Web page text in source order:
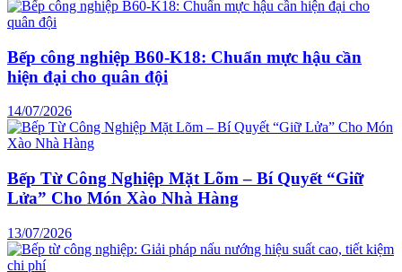
Bếp công nghiệp B60-K18: Chuẩn mực hậu cần
hiện đại cho quân đội
14/07/2026
Bếp Từ Công Nghiệp Mặt Lõm – Bí Quyết “Giữ
Lửa” Cho Món Xào Nhà Hàng
13/07/2026